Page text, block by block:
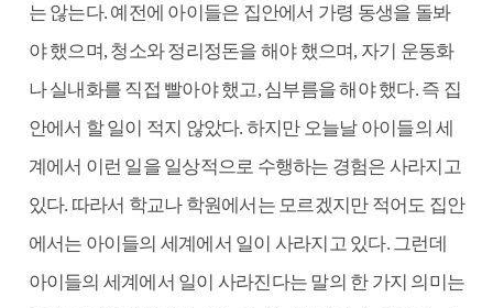
는 않는다. 예전에 아이들은 집안에서 가령 동생을 돌봐
야 했으며, 청소와 정리정돈을 해야 했으며, 자기 운동화
나 실내화를 직접 빨아야 했고, 심부름을 해야 했다. 즉 집
안에서 할 일이 적지 않았다. 하지만 오늘날 아이들의 세
계에서 이런 일을 일상적으로 수행하는 경험은 사라지고
있다. 따라서 학교나 학원에서는 모르겠지만 적어도 집안
에서는 아이들의 세계에서 일이 사라지고 있다. 그런데
아이들의 세계에서 일이 사라진다는 말의 한 가지 의미는